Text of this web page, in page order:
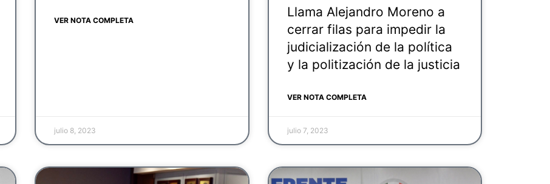
VER NOTA COMPLETA
julio 8, 2023
Llama Alejandro Moreno a
cerrar filas para impedir la
judicialización de la política
y la politización de la justicia
VER NOTA COMPLETA
julio 7, 2023